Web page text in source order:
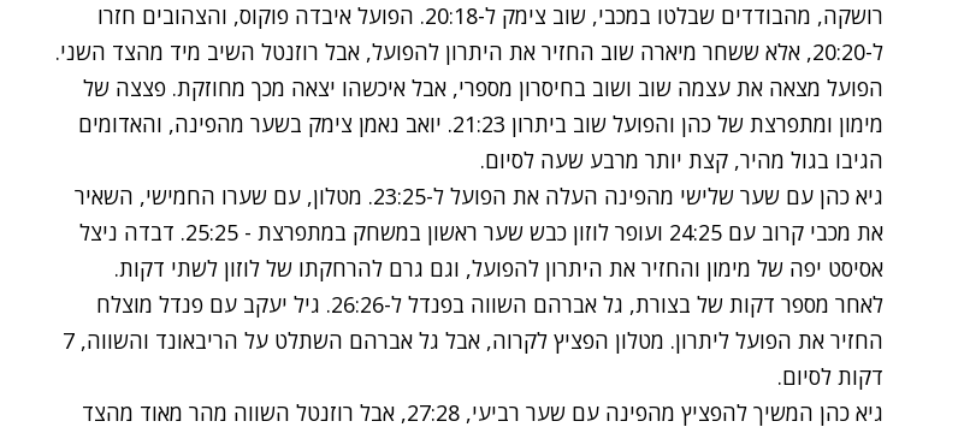
רושקה, מהבודדים שבלטו במכבי, שוב צימק ל-20:18. הפועל איבדה פוקוס, והצהובים חזרו
ל-20:20, אלא ששחר מיארה שוב החזיר את היתרון להפועל, אבל רוזנטל השיב מיד מהצד השני.
הפועל מצאה את עצמה שוב ושוב בחיסרון מספרי, אבל איכשהו יצאה מכך מחוזקת. פצצה של
מימון ומתפרצת של כהן והפועל שוב ביתרון 21:23. יואב נאמן צימק בשער מהפינה, והאדומים
הגיבו בגול מהיר, קצת יותר מרבע שעה לסיום.
גיא כהן עם שער שלישי מהפינה העלה את הפועל ל-23:25. מטלון, עם שערו החמישי, השאיר
את מכבי קרוב עם 24:25 ועופר לוזון כבש שער ראשון במשחק במתפרצת - 25:25. דבדה ניצל
אסיסט יפה של מימון והחזיר את היתרון להפועל, וגם גרם להרחקתו של לוזון לשתי דקות.
לאחר מספר דקות של בצורת, גל אברהם השווה בפנדל ל-26:26. גיל יעקב עם פנדל מוצלח
החזיר את הפועל ליתרון. מטלון הפציץ לקרוה, אבל גל אברהם השתלט על הריבאונד והשווה, 7
דקות לסיום.
גיא כהן המשיך להפציץ מהפינה עם שער רביעי, 27:28, אבל רוזנטל השווה מהר מאוד מהצד